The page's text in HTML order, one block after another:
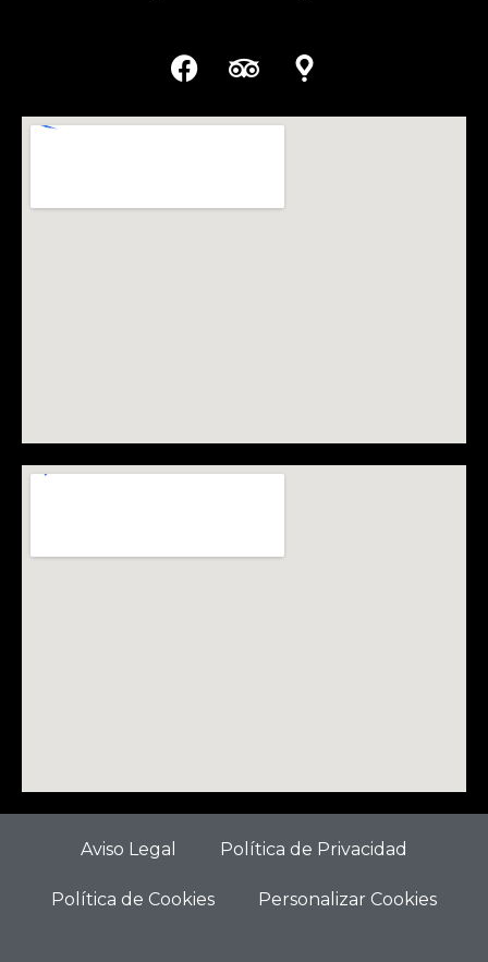
Aviso Legal Política de Privacidad
Política de Cookies Personalizar Cookies